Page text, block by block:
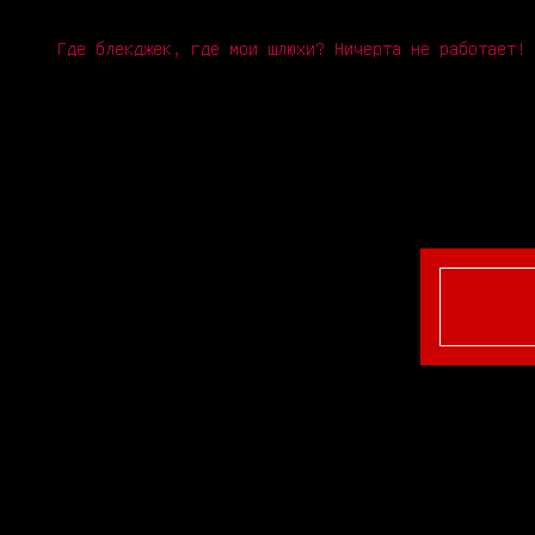
Где блекджек, где мои шлюхи? Ничерта не работает!